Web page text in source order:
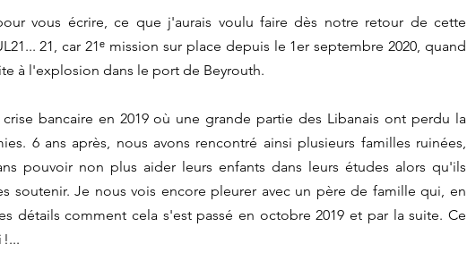
vous écrire, ce que j'aurais voulu faire dès notre retour de cette
21, car 21ᵉ mission sur place depuis le 1er septembre 2020, quand
à l'explosion dans le port de Beyrouth.
bancaire en 2019 où une grande partie des Libanais ont perdu la
6 ans après, nous avons rencontré ainsi plusieurs familles ruinées,
pouvoir non plus aider leurs enfants dans leurs études alors qu'ils
soutenir. Je nous vois encore pleurer avec un père de famille qui, en
détails comment cela s'est passé en octobre 2019 et par la suite. Ce
!...